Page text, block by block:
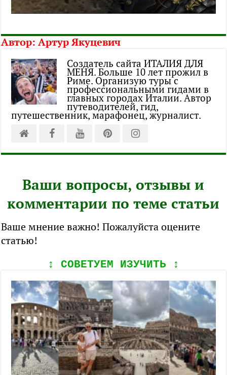
Автор:Артур Якуцевич
Создатель сайта ИТАЛИЯ ДЛЯ
МЕНЯ. Больше 10 лет прожил в
Риме. Организую туры с
профессиональными гидами в
главных городах Италии. Автор
путеводителей, гид,
путешественник, марафонец, журналист.
Ваши вопросы, отзывы и
комментарии по теме статьи
Ваше мнение важно! Пожалуйста оцените
статью!
↕️ СОВЕТУЕМ ИЗУЧИТЬ ↕️